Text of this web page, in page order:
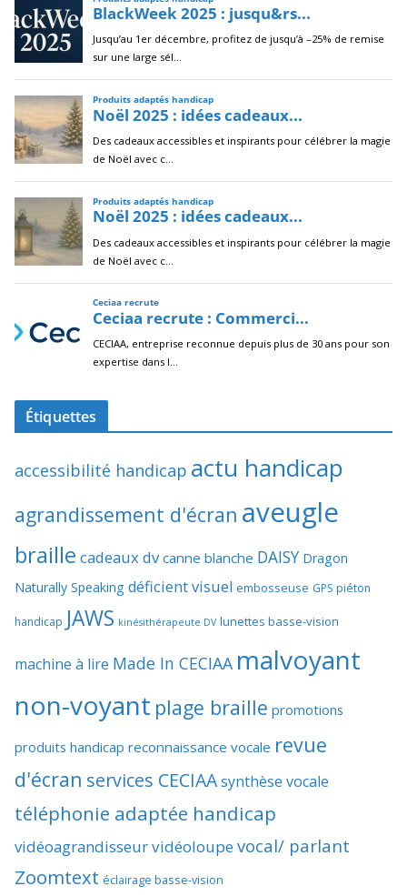
Étiquettes
accessibilité handicap actu handicap
agrandissement d'écran aveugle
braille cadeaux dv canne blanche DAISY Dragon
Naturally Speaking déficient visuel embosseuse GPS piéton
handicap JAWS kinésithérapeute DV lunettes basse-vision
machine à lire Made In CECIAA malvoyant
non-voyant plage braille promotions
produits handicap reconnaissance vocale revue
d'écran services CECIAAsynthèse vocale
téléphonie adaptée handicap
vidéoagrandisseurvidéoloupevocal/ parlant
Zoomtext éclairage basse-vision